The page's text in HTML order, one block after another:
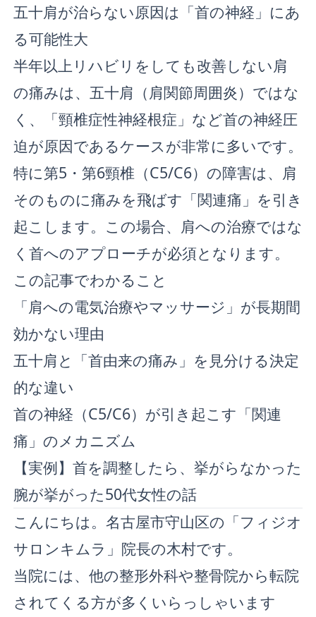
五十肩が治らない原因は「首の神経」にあ
る可能性大
半年以上リハビリをしても改善しない肩
の痛みは、五十肩（肩関節周囲炎）ではな
く、「頸椎症性神経根症」など首の神経圧
迫が原因であるケースが非常に多いです。
特に第5・第6頸椎（C5/C6）の障害は、肩
そのものに痛みを飛ばす「関連痛」を引き
起こします。この場合、肩への治療ではな
く首へのアプローチが必須となります。
この記事でわかること
「肩への電気治療やマッサージ」が長期間
効かない理由
五十肩と「首由来の痛み」を見分ける決定
的な違い
首の神経（C5/C6）が引き起こす「関連
痛」のメカニズム
【実例】首を調整したら、挙がらなかった
腕が挙がった50代女性の話
こんにちは。名古屋市守山区の「フィジオ
サロンキムラ」院長の木村です。
当院には、他の整形外科や整骨院から転院
されてくる方が多くいらっしゃいます